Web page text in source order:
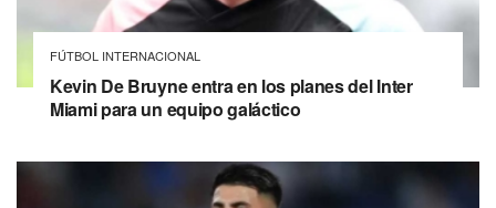
FÚTBOL INTERNACIONAL
Kevin De Bruyne entra en los planes del Inter
Miami para un equipo galáctico